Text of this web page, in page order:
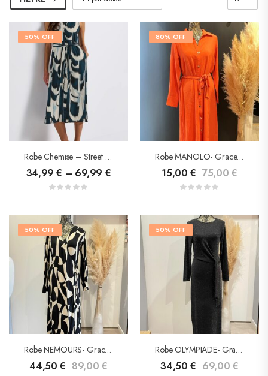
50% OFF
Robe Chemise – Street One
34,99€ – 69,99 €
80% OFF
Robe MANOLO- Grace&Mila
15,00€ 75,00€
50% OFF
Robe NEMOURS- Grace&Mila
44,50€ 89,00€
50% OFF
Robe OLYMPIADE- Grace&Mila
34,50€ 69,00€